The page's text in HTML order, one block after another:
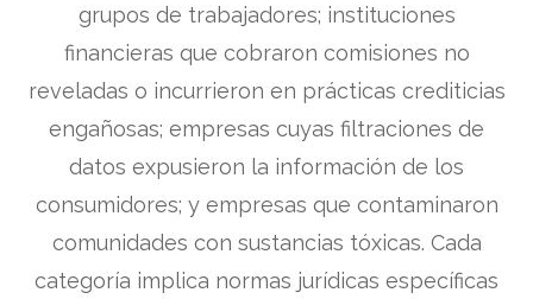
grupos de trabajadores; instituciones
financieras que cobraron comisiones no
reveladas o incurrieron en prácticas crediticias
engañosas; empresas cuyas filtraciones de
datos expusieron la información de los
consumidores; y empresas que contaminaron
comunidades con sustancias tóxicas. Cada
categoría implica normas jurídicas específicas